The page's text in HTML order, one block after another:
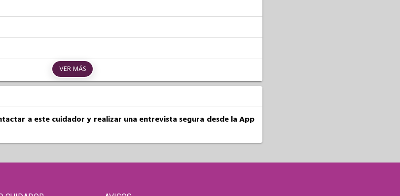
VER MÁS
a este cuidador y realizar una entrevista segura desde la App